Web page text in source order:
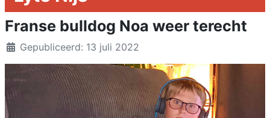
Franse bulldog Noa weer terecht
DetailsGepubliceerd: 13 juli 2022